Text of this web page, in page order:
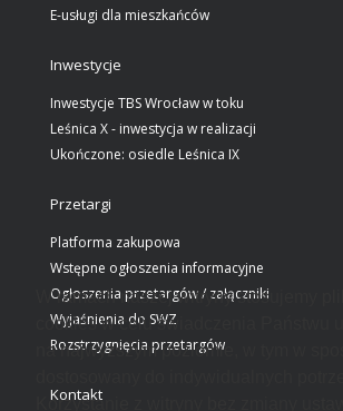
W ramach naszej witryny stosujemy
cookies w celu świadczenia Państwu
na najwyższym poziomie, w tym w
Korzystanie z witryny bez zmiany
E-usługi dla mieszkańców
Inwestycje
Inwestycje TBS Wrocław w toku
Leśnica X - inwestycja w realizacji
Ukończone: osiedle Leśnica IX
Przetargi
Platforma zakupowa
Wstępne ogłoszenia informacyjne
Ogłoszenia przetargów / załączniki
Wyjaśnienia do SWZ
Rozstrzygnięcia przetargów
Kontakt